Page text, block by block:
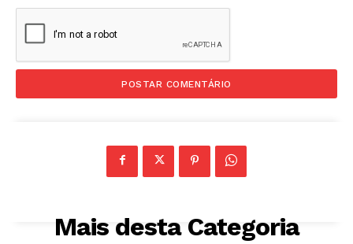
Mais desta Categoria